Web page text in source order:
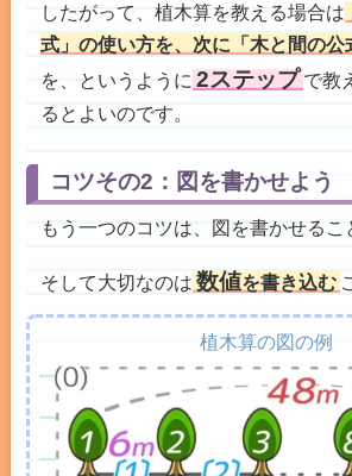
したがって、植木算を教える場合は
式」の使い方を、次に「木と間の公
を、というように 2ステップ で教
るとよいのです。
コツその2：図を書かせよう
もう一つのコツは、図を書かせるこ
そして大切なのは 数値を書き込む
植木算の図の例